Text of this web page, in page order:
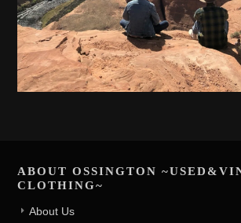
ABOUT OSSINGTON
CLOTHING~
About Us